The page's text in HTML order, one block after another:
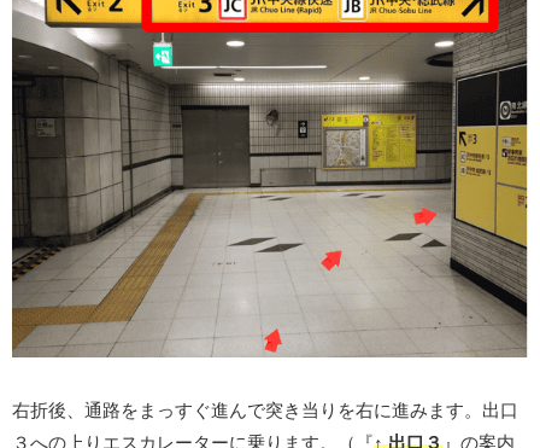
右折後、通路をまっすぐ進んで突き当りを右に進みます。出口
３への上りエスカレーターに乗ります。（『↑ 出口３ 』の案内